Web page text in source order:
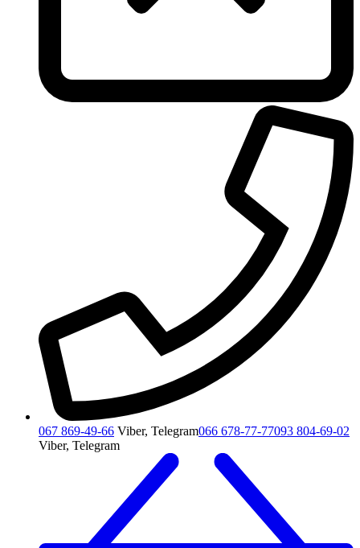
067 869-49-66 Viber, Telegram066 678-77-77093 804-69-02
Viber, Telegram